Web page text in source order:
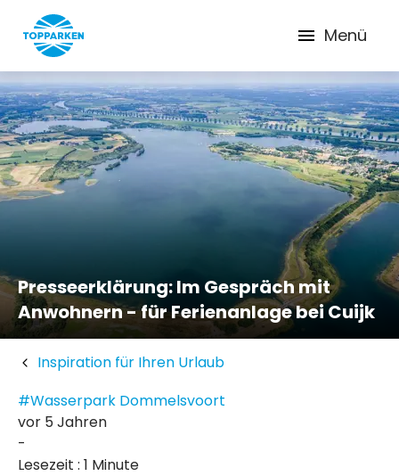
Menü
Presseerklärung: Im Gespräch mit
Anwohnern - für Ferienanlage bei Cuijk
Inspiration für Ihren Urlaub
#Wasserpark Dommelsvoort
vor 5 Jahren
-
Lesezeit : 1 Minute